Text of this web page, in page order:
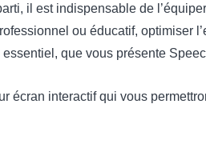
il est indispensable de
ou éducatif, optimiser
que vous présente
interactif qui vous